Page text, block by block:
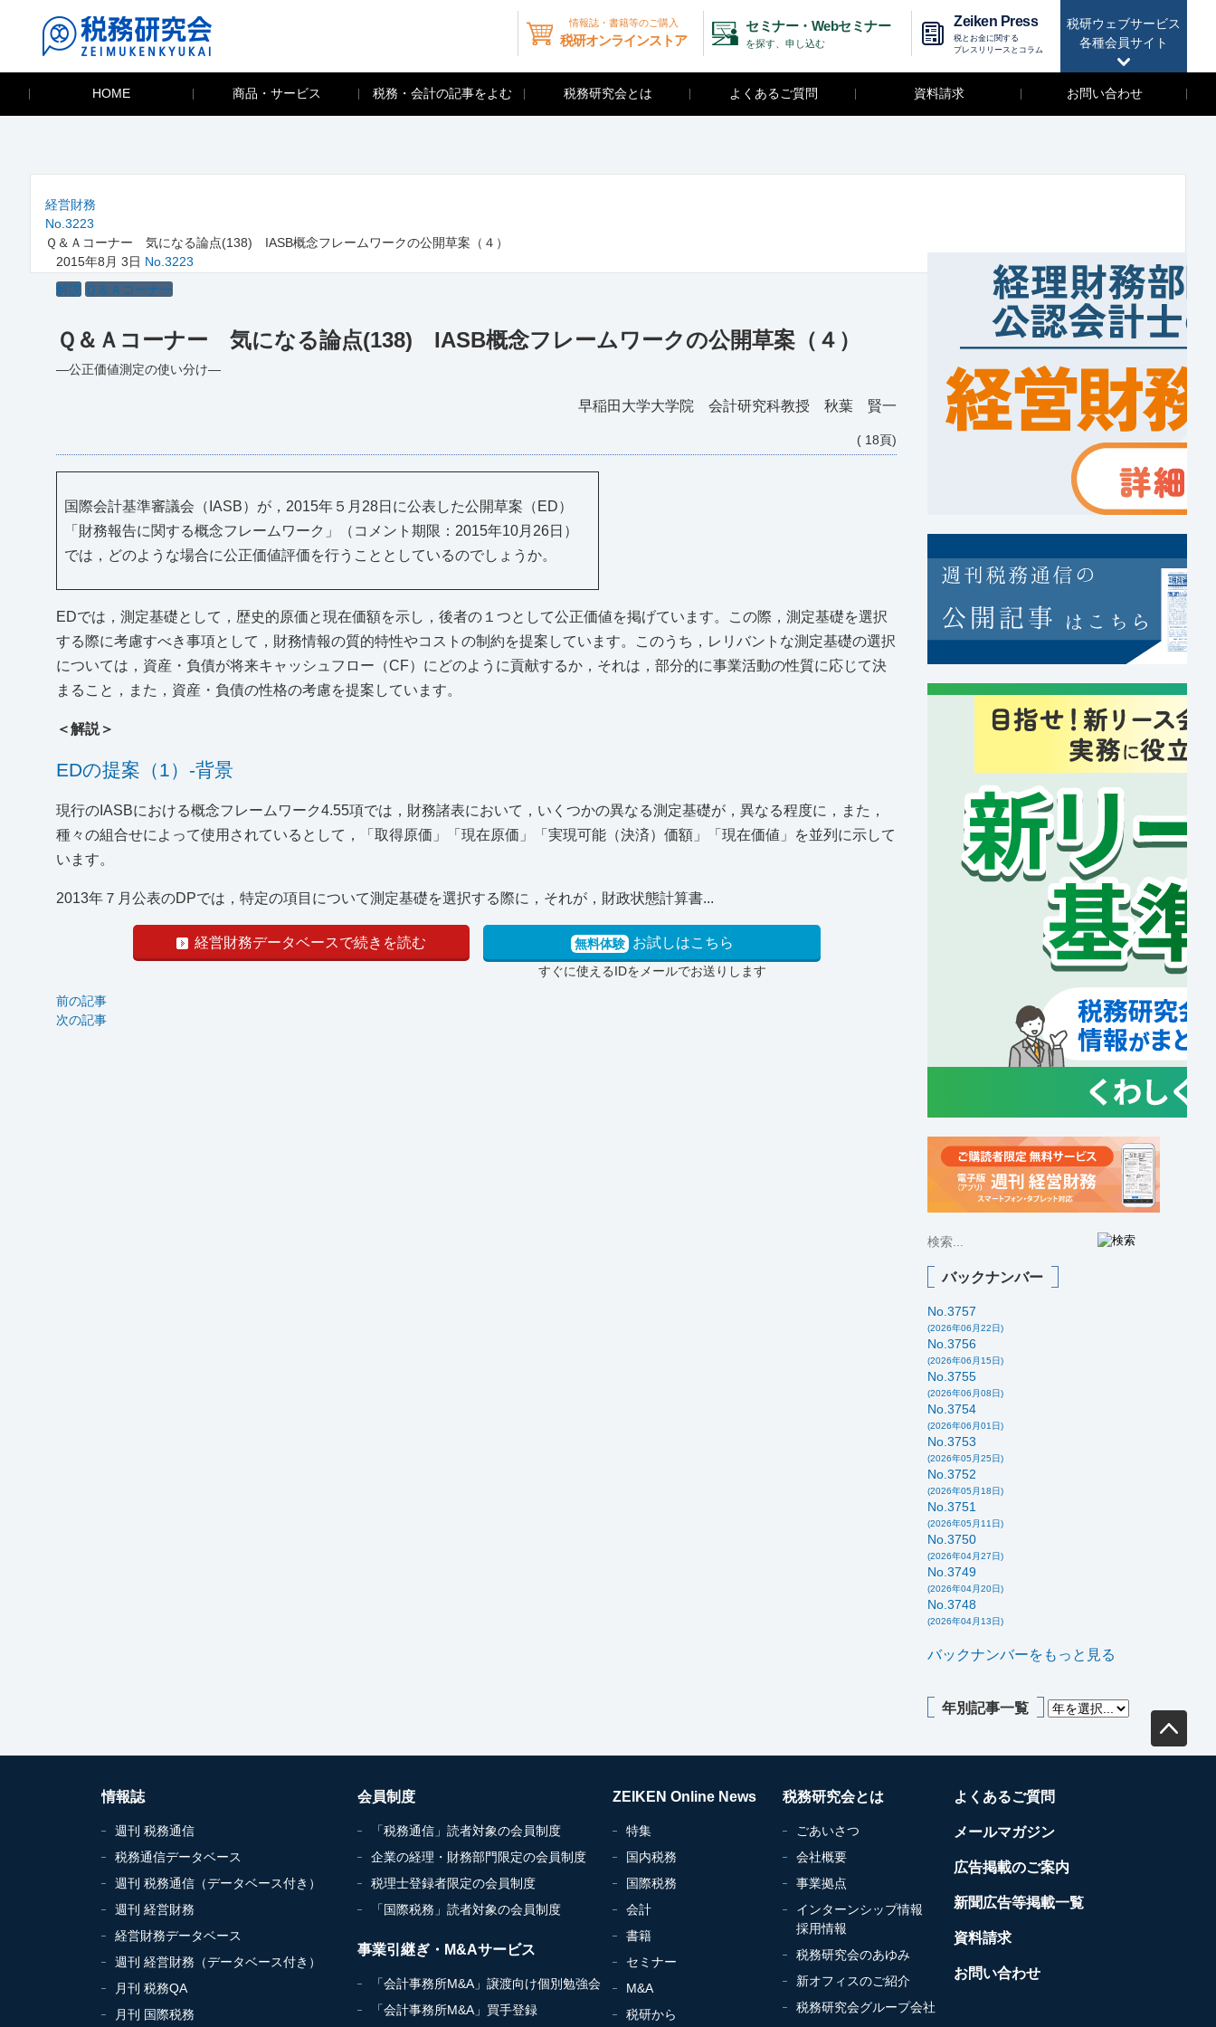
税研ウェブサービス
各種会員サイト
情報誌・書籍等のご購入
税研オンラインストア
セミナー・Webセミナー
を探す、申し込む
Zeiken Press
税とお金に関する
プレスリリースとコラム
HOME 商品・サービス 税務・会計の記事をよむ 税務研究会とは よくあるご質問 資料請求 お問い合わせ
経営財務
No.3223
Ｑ＆Ａコーナー 気になる論点(138) IASB概念フレームワークの公開草案（４）
2015年8月 3日 No.3223
解説 Ｑ＆Ａコーナー
Ｑ＆Ａコーナー 気になる論点(138) IASB概念フレームワークの公開草案（４）
―公正価値測定の使い分け―
早稲田大学大学院 会計研究科教授 秋葉 賢一
( 18頁)
国際会計基準審議会（IASB）が，2015年５月28日に公表した公開草案（ED）
「財務報告に関する概念フレームワーク」（コメント期限：2015年10月26日）
では，どのような場合に公正価値評価を行うこととしているのでしょうか。
EDでは，測定基礎として，歴史的原価と現在価額を示し，後者の１つとして公正価値を掲げています。この際，測定基礎を選択
する際に考慮すべき事項として，財務情報の質的特性やコストの制約を提案しています。このうち，レリバントな測定基礎の選択
については，資産・負債が将来キャッシュフロー（CF）にどのように貢献するか，それは，部分的に事業活動の性質に応じて決
まること，また，資産・負債の性格の考慮を提案しています。
＜解説＞
EDの提案（1）‐背景
現行のIASBにおける概念フレームワーク4.55項では，財務諸表において，いくつかの異なる測定基礎が，異なる程度に，また，
種々の組合せによって使用されているとして，「取得原価」「現在原価」「実現可能（決済）価額」「現在価値」を並列に示して
います。
2013年７月公表のDPでは，特定の項目について測定基礎を選択する際に，それが，財政状態計算書...
経営財務データベースで続きを読む 無料体験 お試しはこちら
すぐに使えるIDをメールでお送りします
前の記事
次の記事
バックナンバー
No.3757
(2026年06月22日)
No.3756
(2026年06月15日)
No.3755
(2026年06月08日)
No.3754
(2026年06月01日)
No.3753
(2026年05月25日)
No.3752
(2026年05月18日)
No.3751
(2026年05月11日)
No.3750
(2026年04月27日)
No.3749
(2026年04月20日)
No.3748
(2026年04月13日)
バックナンバーをもっと見る
年別記事一覧
情報誌
週刊 税務通信
税務通信データベース
週刊 税務通信（データベース付き）
週刊 経営財務
経営財務データベース
週刊 経営財務（データベース付き）
月刊 税務QA
月刊 国際税務
会員制度
「税務通信」読者対象の会員制度
企業の経理・財務部門限定の会員制度
税理士登録者限定の会員制度
「国際税務」読者対象の会員制度
事業引継ぎ・M&Aサービス
「会計事務所M&A」譲渡向け個別勉強会
「会計事務所M&A」買手登録
ZEIKEN Online News
特集
国内税務
国際税務
会計
書籍
セミナー
M&A
税研から
税務研究会とは
ごあいさつ
会社概要
事業拠点
インターンシップ情報
採用情報
税務研究会のあゆみ
新オフィスのご紹介
税務研究会グループ会社
よくあるご質問
メールマガジン
広告掲載のご案内
新聞広告等掲載一覧
資料請求
お問い合わせ